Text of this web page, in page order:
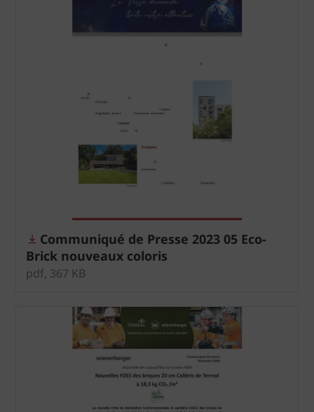
Communiqué de Presse 2023 05 Eco-
Brick nouveaux coloris
pdf, 367 KB